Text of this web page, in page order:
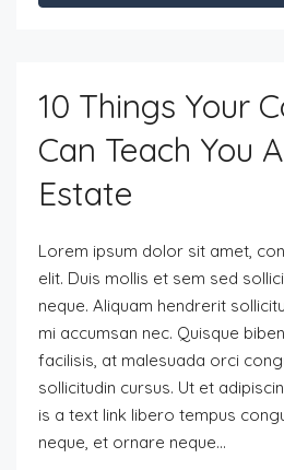
10 Things Your
Can Teach You
Estate
Lorem ipsum dolor sit amet,
elit. Duis mollis et sem sed
neque. Aliquam hendrerit
mi accumsan nec. Quisque
facilisis, at malesuada orci
sollicitudin cursus. Ut et
is a text link libero tempus
neque, et ornare neque...